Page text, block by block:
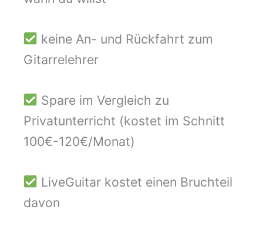
keine An- und Rückfahrt zum
Gitarrelehrer
Spare im Vergleich zu
Privatunterricht (kostet im Schnitt
100€-120€/Monat)
LiveGuitar kostet einen Bruchteil
davon